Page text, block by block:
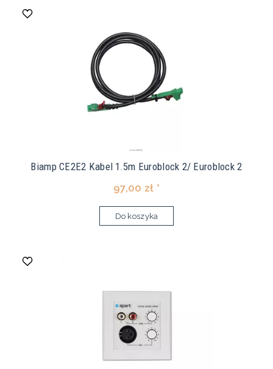
Biamp CE2E2 Kabel 1.5m Euroblock 2/ Euroblock 2
97,00 zł *
Do koszyka